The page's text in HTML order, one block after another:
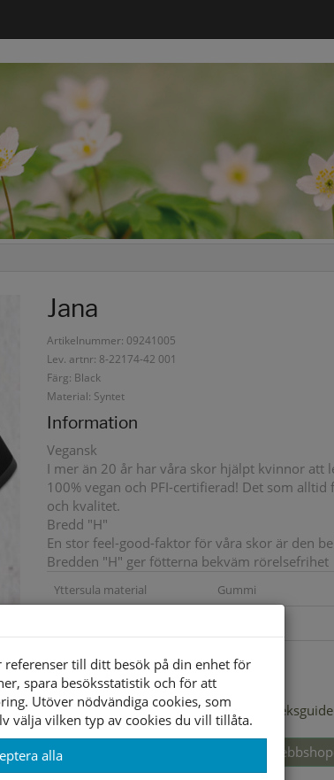
Jana
Artikelnummer: 09241005
Lev. artnr: 8-22174-42 001
Färg: Black
Material: Syntet
Information
Vegansk
I mer än 20 år har våra skor hjälpt kvinnor att
100% vegan och PFI-certifierad! Det som
och kvalitet.
Bredd "H"
En stor feel-good-faktor för våra skor är den
Bredden "H" ger fötterna bekväm rörelsefrihet
Yttersula material Gummi
Foder material Microfibrer
Storleksguide
Slut i
referenser till ditt besök på din enhet för
spara besöksstatistik och för att
Utöver nödvändiga cookies, som
välja vilken typ av cookies du vill tillåta.
alla